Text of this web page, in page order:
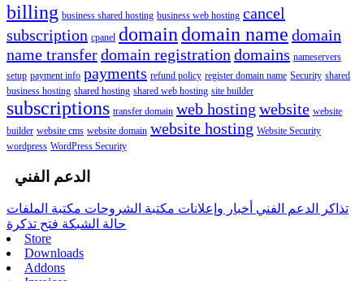
billing business shared hosting business web hosting cancel
subscription cpanel domaindomain name domain
name transferdomain registration domains nameservers
setup payment info payments refund policy register domain name Security shared
business hosting shared hosting shared web hosting site builder
subscriptions transfer domain web hosting website website
builder website cms website domain website hosting Website Security
wordpress WordPress Security
الدعم الفني
تذاكر الدعم الفني أخبار وإعلانات مكتبة الشروحات مكتبة الملفات
حالة الشبكة فتح تذكرة
Store
Downloads
Addons